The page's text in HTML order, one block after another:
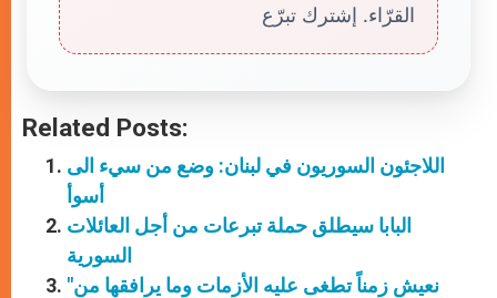
القرّاء. إشترك تبرّع
Related Posts:
اللاجئون السوريون في لبنان: وضع من سيء الى
أسوأ
البابا سيطلق حملة تبرعات من أجل العائلات
السورية
"نعيش زمناً تطغى عليه الأزمات وما يرافقها من